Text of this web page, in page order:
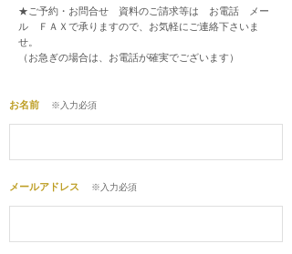
★ご予約・お問合せ　資料のご請求等は　お電話　メー
ル　ＦＡＸで承りますので、お気軽にご連絡下さいま
せ。
（お急ぎの場合は、お電話が確実でございます）
お名前 ※入力必須
メールアドレス ※入力必須